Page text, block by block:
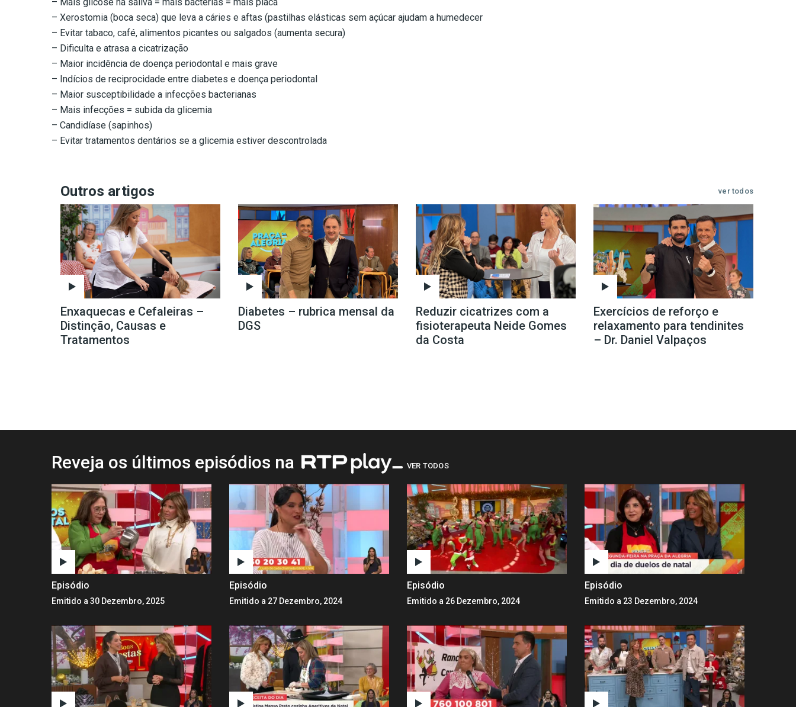
– Xerostomia (boca seca) que leva a cáries e aftas (pastilhas elásticas sem açúcar ajudam a humedecer
– Evitar tabaco, café, alimentos picantes ou salgados (aumenta secura)
– Dificulta e atrasa a cicatrização
– Maior incidência de doença periodontal e mais grave
– Indícios de reciprocidade entre diabetes e doença periodontal
– Maior susceptibilidade a infecções bacterianas
– Mais infecções = subida da glicemia
– Candidíase (sapinhos)
– Evitar tratamentos dentários se a glicemia estiver descontrolada
Outros artigos ver todos
Enxaquecas e Cefaleiras –
Distinção, Causas e
Tratamentos
Diabetes – rubrica mensal da
DGS
Reduzir cicatrizes com a
fisioterapeuta Neide Gomes
da Costa
Exercícios de reforço e
relaxamento para tendinites
– Dr. Daniel Valpaços
Reveja os últimos episódios na VER TODOS
Episódio
Emitido a 30 Dezembro, 2025
Episódio
Emitido a 27 Dezembro, 2024
Episódio
Emitido a 26 Dezembro, 2024
Episódio
Emitido a 23 Dezembro, 2024